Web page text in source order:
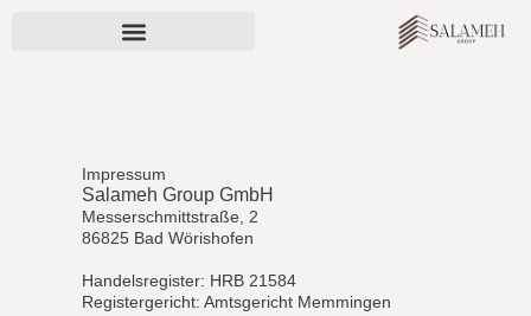
Impressum
Salameh Group GmbH
Messerschmittstraße, 2
86825 Bad Wörishofen
Handelsregister: HRB 21584
Registergericht: Amtsgericht Memmingen